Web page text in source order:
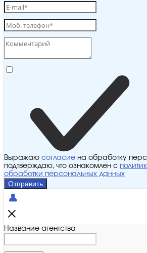
Выражаю согласие на обработку
подтверждаю, что ознакомлен с
обработки персональных данных
Отправить
Название агентства